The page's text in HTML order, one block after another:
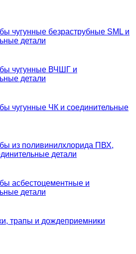
чугунные безраструбные SML и
детали
чугунные ВЧШГ и
детали
чугунные ЧК и соединительные
из поливинилхлорида ПВХ,
детали
асбестоцементные и
детали
трапы и дождеприемники